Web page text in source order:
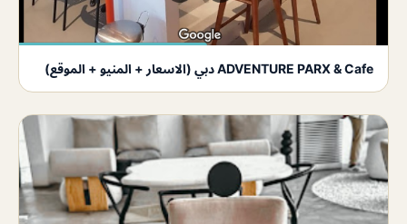
ADVENTURE PARX & Cafe دبي (الاسعار + المنيو + الموقع)